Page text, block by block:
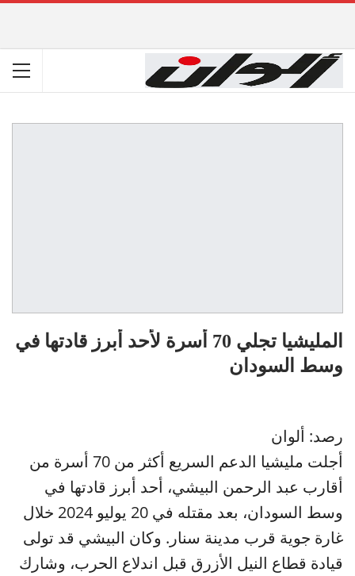
المليشيا تجلي 70 أسرة لأحد أبرز قادتها في
وسط السودان
رصد: ألوان
أجلت مليشيا الدعم السريع أكثر من 70 أسرة من
أقارب عبد الرحمن البيشي، أحد أبرز قادتها في
وسط السودان، بعد مقتله في 20 يوليو 2024 خلال
غارة جوية قرب مدينة سنار. وكان البيشي قد تولى
قيادة قطاع النيل الأزرق قبل اندلاع الحرب، وشارك